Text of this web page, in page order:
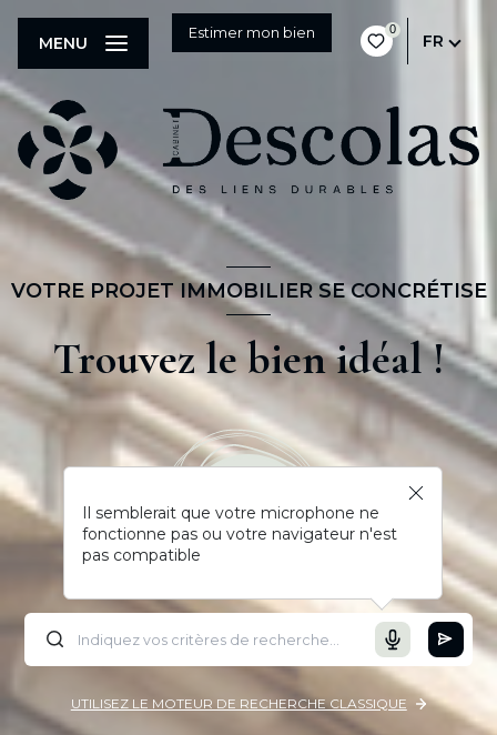
Estimer mon bien 0
FR
MENU
VOTRE PROJET IMMOBILIER SE CONCRÉTISE
Trouvez le bien idéal !
Il semblerait que votre microphone ne
fonctionne pas ou votre navigateur n'est
pas compatible
UTILISEZ LE MOTEUR DE RECHERCHE CLASSIQUE